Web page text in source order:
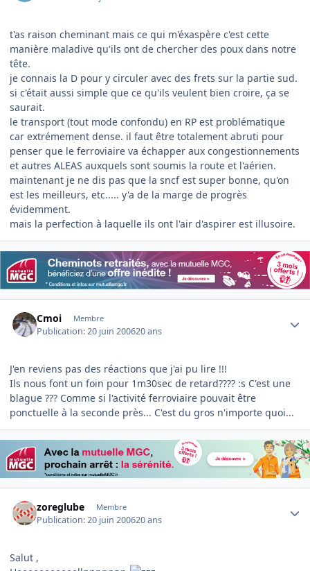
t'as raison cheminant mais ce qui m'éxaspère c'est cette
manière maladive qu'ils ont de chercher des poux dans notre
tête.
je connais la D pour y circuler avec des frets sur la partie sud.
si c'était aussi simple que ce qu'ils veulent bien croire, ça se
saurait.
le transport (tout mode confondu) en RP est problématique
car extrémement dense. il faut être totalement abruti pour
penser que le ferroviaire va échapper aux congestionnements
et autres ALEAS auxquels sont soumis la route et l'aérien.
maintenant je ne dis pas que la sncf est super bonne, qu'on
est les meilleurs, etc..... y'a de la marge de progrès
évidemment.
mais la perfection à laquelle ils ont l'air d'aspirer est illusoire.
Cmoi Membre
Publication:20 juin 200620 ans
J'en reviens pas des réactions que j'ai pu lire !!!
Ils nous font un foin pour 1m30sec de retard???? :s C'est une
blague ??? Comme si l'activité ferroviaire pouvait être
ponctuelle à la seconde près... C'est du gros n'importe quoi...
zoreglube Membre
Publication:20 juin 200620 ans
Salut ,